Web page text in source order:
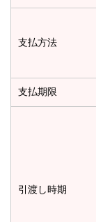
支払方法
支払期限
引渡し時期